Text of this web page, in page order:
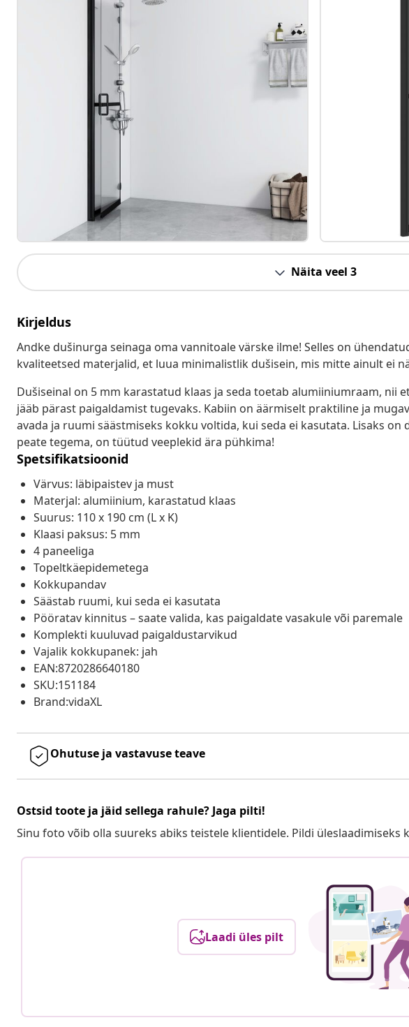
Näita veel 3
Kirjeldus
Andke dušinurga seinaga oma vannitoale värske ilme! Selles on
kvaliteetsed materjalid, et luua minimalistlik dušisein, mis mitte ainult ei
Dušiseinal on 5 mm karastatud klaas ja seda toetab alumiiniumraam, nii
jääb pärast paigaldamist tugevaks. Kabiin on äärmiselt praktiline ja
avada ja ruumi säästmiseks kokku voltida, kui seda ei kasutata. Lisaks
peate tegema, on tüütud veeplekid ära pühkima!
Spetsifikatsioonid
Värvus: läbipaistev ja must
Materjal: alumiinium, karastatud klaas
Suurus: 110 x 190 cm (L x K)
Klaasi paksus: 5 mm
4 paneeliga
Topeltkäepidemetega
Kokkupandav
Säästab ruumi, kui seda ei kasutata
Pööratav kinnitus – saate valida, kas paigaldate vasakule või paremale
Komplekti kuuluvad paigaldustarvikud
Vajalik kokkupanek: jah
EAN:8720286640180
SKU:151184
Brand:vidaXL
Ohutuse ja vastavuse teave
Ostsid toote ja jäid sellega rahule? Jaga pilti!
Sinu foto võib olla suureks abiks teistele klientidele. Pildi üleslaadimiseks
Laadi üles pilt